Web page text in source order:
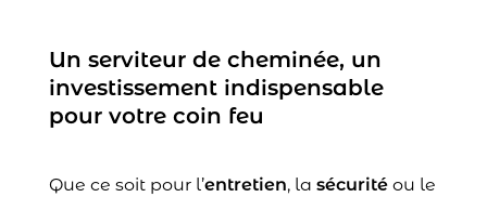
Un serviteur de cheminée, un
investissement indispensable
pour votre coin feu
Que ce soit pour l’entretien, la sécuritéou le